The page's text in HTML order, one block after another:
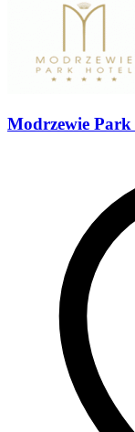
Modrzewie Park